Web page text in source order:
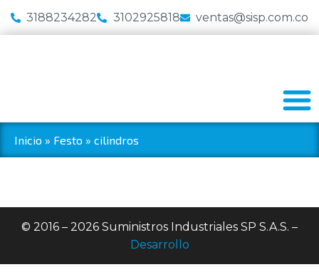
3188234282 3102925818 ventas@sisp.com.co
Inicio » Festo » cilindros
© 2016 – 2026 Suministros Industriales SP S.A.S. –
Desarrollo